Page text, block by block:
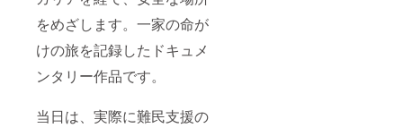
をめざします。一家の命が
けの旅を記録したドキュメ
ンタリー作品です。
当日は、実際に難民支援の